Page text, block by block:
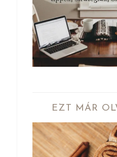
EZT MÁR